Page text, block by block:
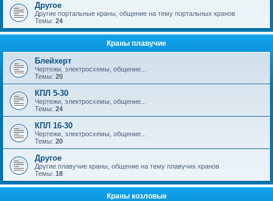
Другое
Другие портальные краны, общение на тему портальных кранов
Темы: 24
Краны плавучие
Блейхерт
Чертежи, электросхемы, общение...
Темы: 20
КПЛ 5-30
Чертежи, электросхемы, общение...
Темы: 24
КПЛ 16-30
Чертежи, электросхемы, общение...
Темы: 20
Другое
Другие плавучие краны, общение на тему плавучих кранов
Темы: 18
Краны козловые